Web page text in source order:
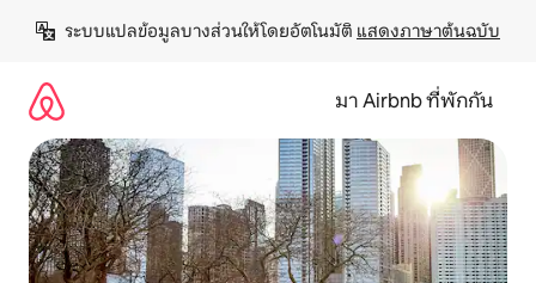
เนื้อหา
ระบบแปลข้อมูลบางส่วนให้โดยอัตโนมัติ แสดงภาษาต้นฉบับ
มา Airbnb ที่พักกัน